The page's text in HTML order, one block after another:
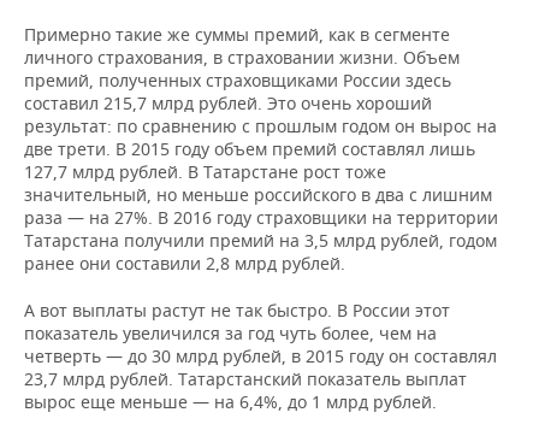
Примерно такие же суммы премий, как в сегменте
личного страхования, в страховании жизни. Объем
премий, полученных страховщиками России здесь
составил 215,7 млрд рублей. Это очень хороший
результат: по сравнению с прошлым годом он вырос на
две трети. В 2015 году объем премий составлял лишь
127,7 млрд рублей. В Татарстане рост тоже
значительный, но меньше российского в два с лишним
раза — на 27%. В 2016 году страховщики на территории
Татарстана получили премий на 3,5 млрд рублей, годом
ранее они составили 2,8 млрд рублей.
А вот выплаты растут не так быстро. В России этот
показатель увеличился за год чуть более, чем на
четверть — до 30 млрд рублей, в 2015 году он составлял
23,7 млрд рублей. Татарстанский показатель выплат
вырос еще меньше — на 6,4%, до 1 млрд рублей.